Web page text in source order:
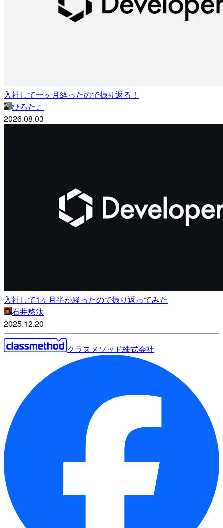
入社して一ヶ月経ったので振り返る！
ひろたこ
2026.08.03
入社して1ヶ月半が経ったので振り返ってみた
石井悠汰
2025.12.20
クラスメソッド株式会社